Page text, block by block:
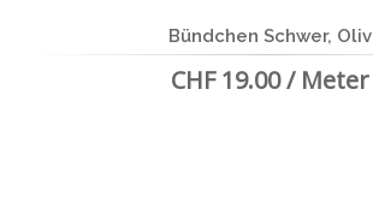
Bündchen Schwer, Oliv
CHF 19.00 / Meter